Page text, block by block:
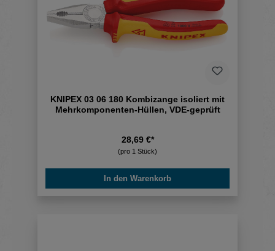
KNIPEX 03 06 180 Kombizange isoliert mit
Mehrkomponenten-Hüllen, VDE-geprüft
28,69 €*
(pro 1 Stück)
In den Warenkorb